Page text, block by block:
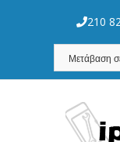
210
Μετάβαση σε